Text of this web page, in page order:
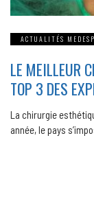
ACTUALITÉS
LE MEILLEUR
TOP 3 DES
La chirurgie
année, le pays